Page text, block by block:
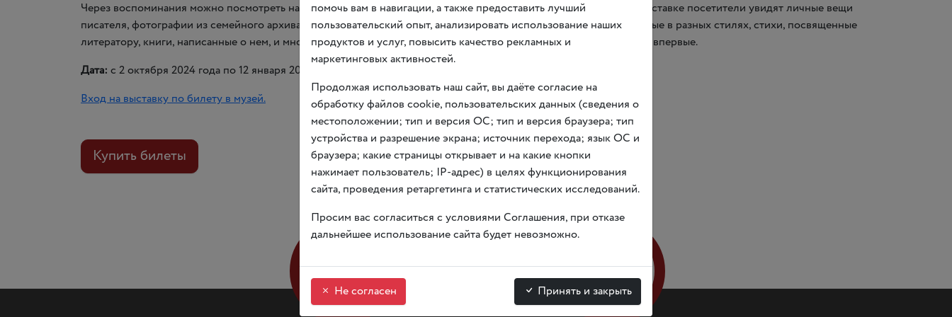
Через воспоминания можно посмотреть на Николая Островского глазами его родных, друзей и знакомых. На выставке посетители увидят личные вещи
писателя, фотографии из семейного архива, письма, документы, изображения Николая Островского, выполненные в разных стилях, стихи, посвященные
литератору, книги, написанные о нем, и многое другое. Многие предметы будут доступны для широкой публики впервые.
Дата: с 2 октября 2024 года по 12 января 2025 года.
Вход на выставку по билету в музей.
Купить билеты
зал
помочь вам в навигации, а также предоставить лучший
пользовательский опыт, анализировать использование наших
продуктов и услуг, повысить качество рекламных и
маркетинговых активностей.
Продолжая использовать наш сайт, вы даёте согласие на
обработку файлов cookie, пользовательских данных (сведения о
местоположении; тип и версия ОС; тип и версия браузера; тип
устройства и разрешение экрана; источник перехода; язык ОС и
браузера; какие страницы открывает и на какие кнопки
нажимает пользователь; IP-адрес) в целях функционирования
сайта, проведения ретаргетинга и статистических исследований.
Просим вас согласиться с условиями Соглашения, при отказе
дальнейшее использование сайта будет невозможно.
Не согласен Принять и закрыть